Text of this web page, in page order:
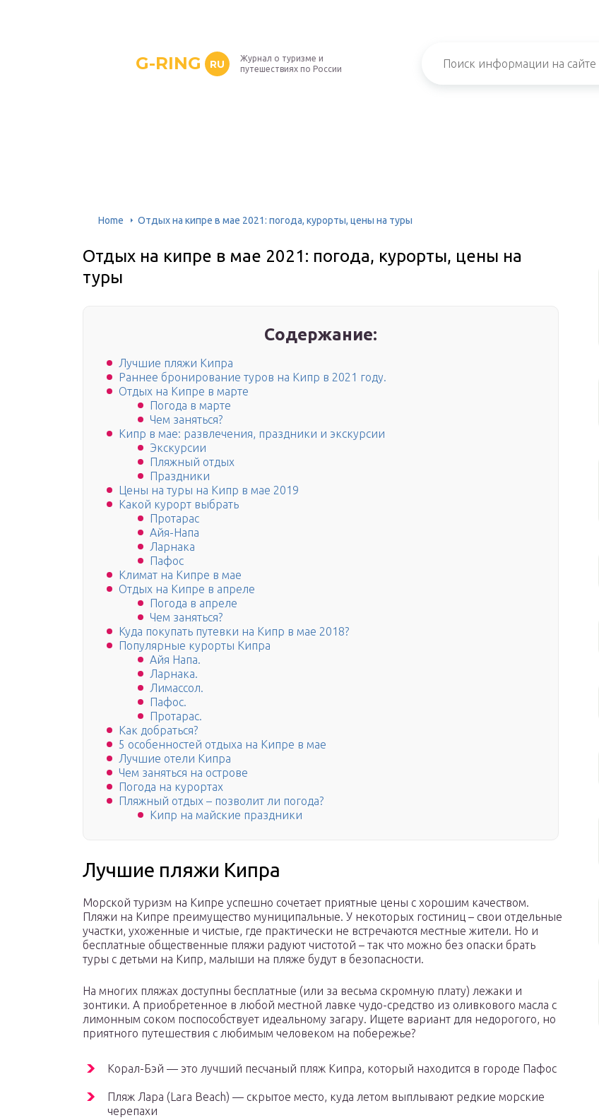
G-RING RU
Журнал о туризме и
путешествиях по России
Home Отдых на кипре в мае 2021: погода, курорты, цены на туры
Отдых на кипре в мае 2021: погода, курорты, цены на
туры
Содержание:
Лучшие пляжи Кипра
Раннее бронирование туров на Кипр в 2021 году.
Отдых на Кипре в марте
Погода в марте
Чем заняться?
Кипр в мае: развлечения, праздники и экскурсии
Экскурсии
Пляжный отдых
Праздники
Цены на туры на Кипр в мае 2019
Какой курорт выбрать
Протарас
Айя-Напа
Ларнака
Пафос
Климат на Кипре в мае
Отдых на Кипре в апреле
Погода в апреле
Чем заняться?
Куда покупать путевки на Кипр в мае 2018?
Популярные курорты Кипра
Айя Напа.
Ларнака.
Лимассол.
Пафос.
Протарас.
Как добраться?
5 особенностей отдыха на Кипре в мае
Лучшие отели Кипра
Чем заняться на острове
Погода на курортах
Пляжный отдых – позволит ли погода?
Кипр на майские праздники
Лучшие пляжи Кипра
Морской туризм на Кипре успешно сочетает приятные цены с хорошим качеством.
Пляжи на Кипре преимущество муниципальные. У некоторых гостиниц – свои отдельные
участки, ухоженные и чистые, где практически не встречаются местные жители. Но и
бесплатные общественные пляжи радуют чистотой – так что можно без опаски брать
туры с детьми на Кипр, малыши на пляже будут в безопасности.
На многих пляжах доступны бесплатные (или за весьма скромную плату) лежаки и
зонтики. А приобретенное в любой местной лавке чудо-средство из оливкового масла с
лимонным соком поспособствует идеальному загару. Ищете вариант для недорогого, но
приятного путешествия с любимым человеком на побережье?
Корал-Бэй — это лучший песчаный пляж Кипра, который находится в городе Пафос
Пляж Лара (Lara Beach) — скрытое место, куда летом выплывают редкие морские
черепахи